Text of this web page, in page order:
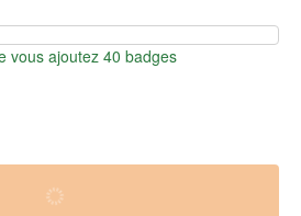
vous ajoutez 40 badges